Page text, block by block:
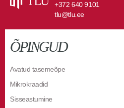
+372 640 9101
tlu@tlu.ee
ÕPINGUD
Avatud tasemeõpe
Mikrokraadid
Sisseastumine